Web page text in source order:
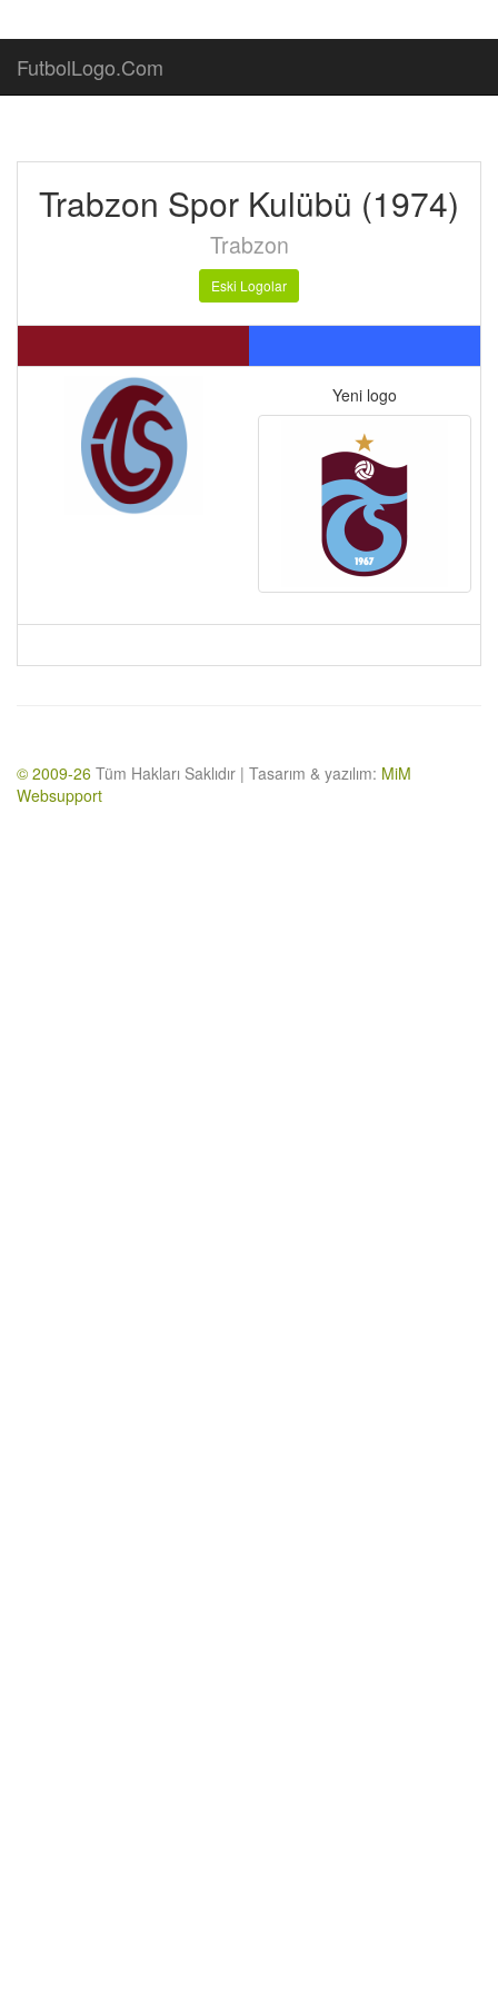
FutbolLogo.Com
Trabzon Spor Kulübü (1974)
Trabzon
Eski Logolar
Yeni logo
© 2009-26 Tüm Hakları Saklıdır | Tasarım & yazılım: MiM
Websupport